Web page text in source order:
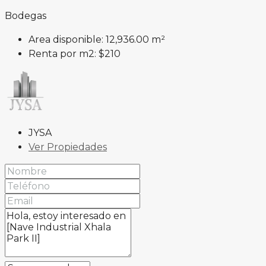
Bodegas
Area disponible: 12,936.00 m²
Renta por m2: $210
JYSA
Ver Propiedades